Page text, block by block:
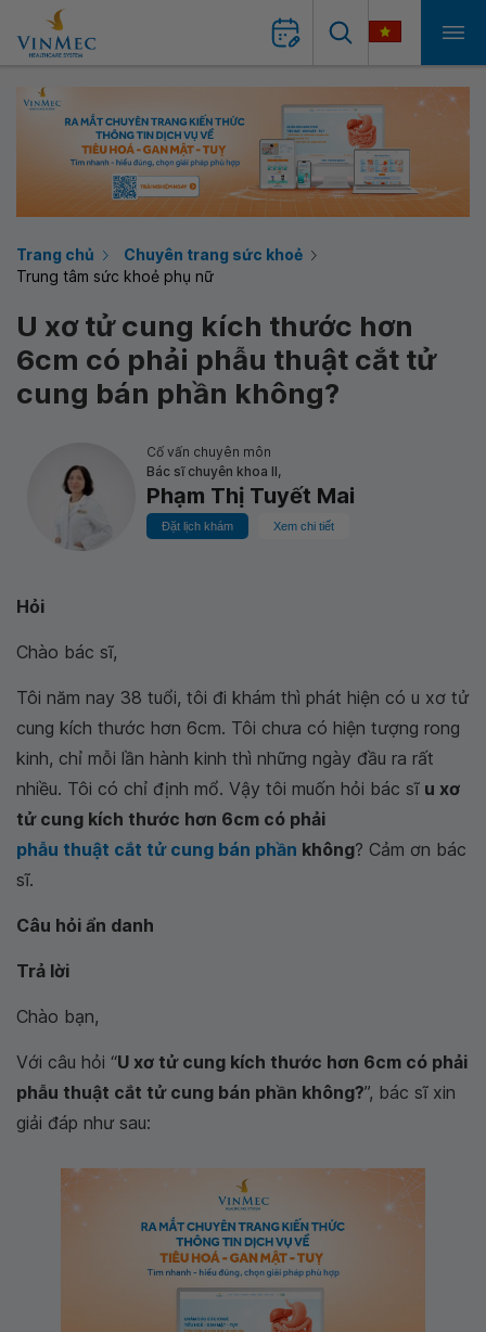
Trang chủ
Chuyên trang sức khoẻ
Trung tâm sức khoẻ phụ nữ
U xơ tử cung kích thước hơn
6cm có phải phẫu thuật cắt tử
cung bán phần không?
Cố vấn chuyên môn
Bác sĩ chuyên khoa II,
Phạm Thị Tuyết Mai
Đặt lịch khám Xem chi tiết
Hỏi
Chào bác sĩ,
Tôi năm nay 38 tuổi, tôi đi khám thì phát hiện có u xơ tử
cung kích thước hơn 6cm. Tôi chưa có hiện tượng rong
kinh, chỉ mỗi lần hành kinh thì những ngày đầu ra rất
nhiều. Tôi có chỉ định mổ. Vậy tôi muốn hỏi bác sĩ u xơ
tử cung kích thước hơn 6cm có phải
phẫu thuật cắt tử cung bán phần không? Cảm ơn bác
sĩ.
Câu hỏi ẩn danh
Trả lời
Chào bạn,
Với câu hỏi “U xơ tử cung kích thước hơn 6cm có phải
phẫu thuật cắt tử cung bán phần không?”, bác sĩ xin
giải đáp như sau: